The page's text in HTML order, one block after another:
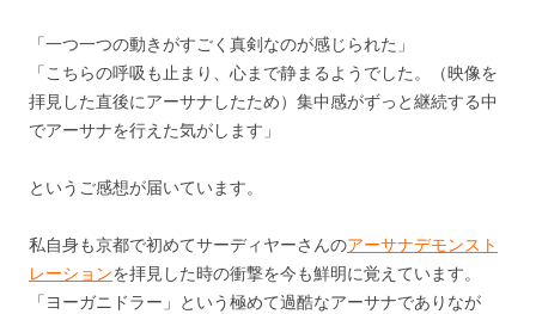
「一つ一つの動きがすごく真剣なのが感じられた」
「こちらの呼吸も止まり、心まで静まるようでした。（映像を
拝見した直後にアーサナしたため）集中感がずっと継続する中
でアーサナを行えた気がします」
というご感想が届いています。
私自身も京都で初めてサーディヤーさんのアーサナデモンスト
レーションを拝見した時の衝撃を今も鮮明に覚えています。
「ヨーガニドラー」という極めて過酷なアーサナでありなが